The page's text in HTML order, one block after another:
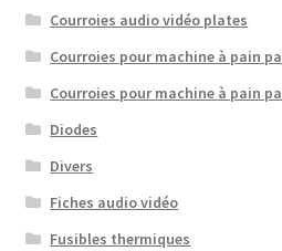
Courroies audio vidéo plates
Courroies pour machine à pain
Courroies pour machine à pain
Diodes
Divers
Fiches audio vidéo
Fusibles thermiques